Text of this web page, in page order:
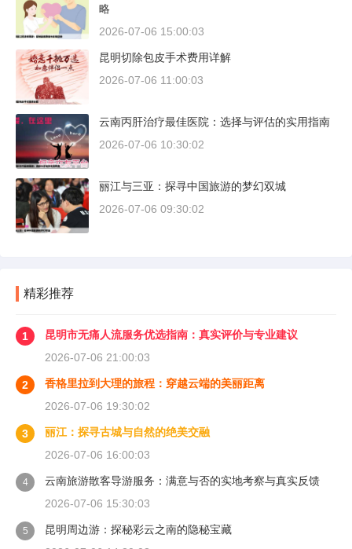
略
2026-07-06 15:00:03
昆明切除包皮手术费用详解
2026-07-06 11:00:03
云南丙肝治疗最佳医院：选择与评估的实用指南
2026-07-06 10:30:02
丽江与三亚：探寻中国旅游的梦幻双城
2026-07-06 09:30:02
精彩推荐
1
昆明市无痛人流服务优选指南：真实评价与专业建议
2026-07-06 21:00:03
2
香格里拉到大理的旅程：穿越云端的美丽距离
2026-07-06 19:30:02
3
丽江：探寻古城与自然的绝美交融
2026-07-06 16:00:03
4
云南旅游散客导游服务：满意与否的实地考察与真实反馈
2026-07-06 15:30:03
5
昆明周边游：探秘彩云之南的隐秘宝藏